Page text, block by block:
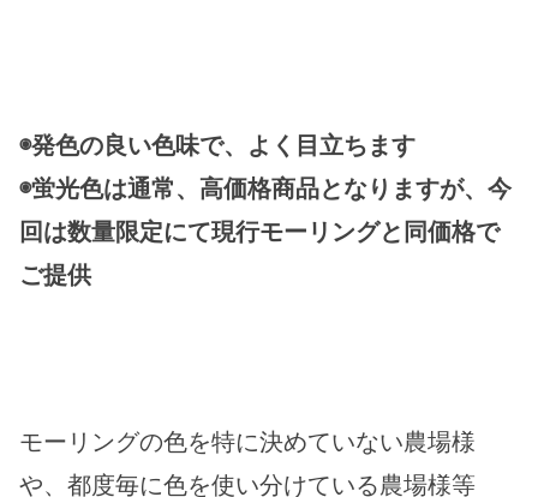
◉発色の良い色味で、よく目立ちます
◉蛍光色は通常、高価格商品となりますが、今
回は数量限定にて現行モーリングと同価格で
ご提供
モーリングの色を特に決めていない農場様
や、都度毎に色を使い分けている農場様等